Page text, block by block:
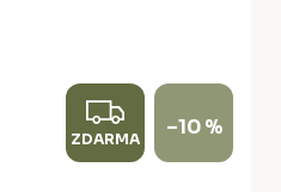
Z
D
ZDARMA –10 %